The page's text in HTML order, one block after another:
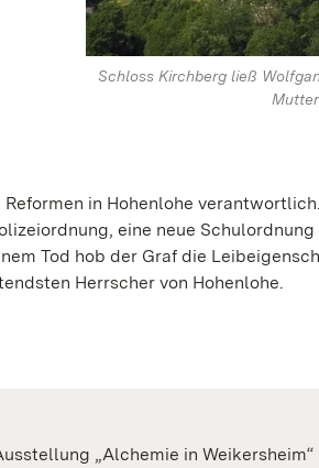
Schloss Kirchberg ließ
in Hohenlohe
eine neue Schulordnung
Tod hob der Graf die
Herrscher von Hohenlohe.
„Alchemie in Weikersheim“